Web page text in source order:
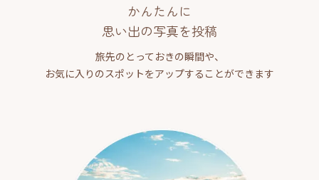
かんたんに
思い出の写真を投稿
旅先のとっておきの瞬間や、
お気に入りのスポットをアップすることができます